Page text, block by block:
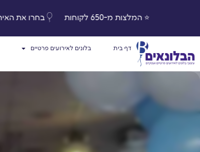
⭐️⭐️⭐️⭐️⭐️ המלצות מ-650 לקוחות הזמנות החל מ-600₪
דף בית בלונים לאירועים פרטיים